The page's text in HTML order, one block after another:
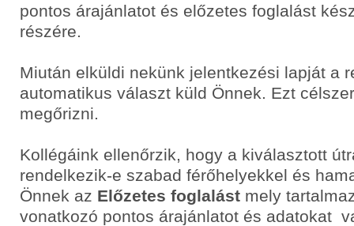
pontos árajánlatot és előzetes foglalást
részére.
Miután elküldi nekünk jelentkezési lapját a
automatikus választ küld Önnek. Ezt
megőrizni.
Kollégáink ellenőrzik, hogy a kiválasztott
rendelkezik-e szabad férőhelyekkel és
Önnek az Előzetes foglalást mely
vonatkozó pontos árajánlatot és adatokat